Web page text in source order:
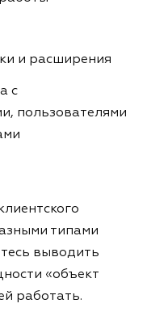
и расширения
с
пользователями
типами
выводить
«объект
работать.